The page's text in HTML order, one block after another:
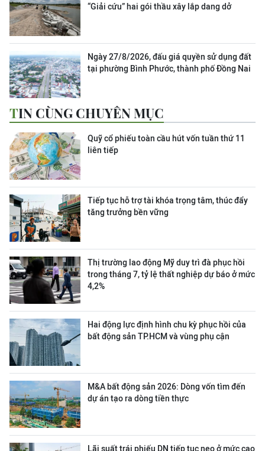
“Giải cứu” hai gói thầu xây lắp dang dở
Ngày 27/8/2026, đấu giá quyền sử dụng đất
tại phường Bình Phước, thành phố Đồng Nai
TIN CÙNG CHUYÊN MỤC
Quỹ cổ phiếu toàn cầu hút vốn tuần thứ 11
liên tiếp
Tiếp tục hỗ trợ tài khóa trọng tâm, thúc đẩy
tăng trưởng bền vững
Thị trường lao động Mỹ duy trì đà phục hồi
trong tháng 7, tỷ lệ thất nghiệp dự báo ở mức
4,2%
Hai động lực định hình chu kỳ phục hồi của
bất động sản TP.HCM và vùng phụ cận
M&A bất động sản 2026: Dòng vốn tìm đến
dự án tạo ra dòng tiền thực
Lãi suất trái phiếu DN tiếp tục neo ở mức cao